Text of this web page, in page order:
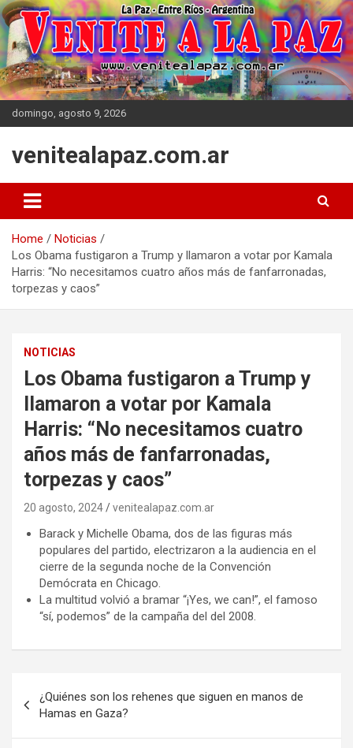
Skip
to
content
domingo, agosto 9, 2026
venitealapaz.com.ar
Home
Noticias
Los Obama fustigaron a Trump y llamaron a votar por Kamala
Harris: “No necesitamos cuatro años más de fanfarronadas,
torpezas y caos”
NOTICIAS
Los Obama fustigaron a Trump y
llamaron a votar por Kamala
Harris: “No necesitamos cuatro
años más de fanfarronadas,
torpezas y caos”
20 agosto, 2024 venitealapaz.com.ar
Barack y Michelle Obama, dos de las figuras más
populares del partido, electrizaron a la audiencia en el
cierre de la segunda noche de la Convención
Demócrata en Chicago.
La multitud volvió a bramar “¡Yes, we can!”, el famoso
“sí, podemos” de la campaña del del 2008.
de
entradas
¿Quiénes son los rehenes que siguen en manos de
Hamas en Gaza?